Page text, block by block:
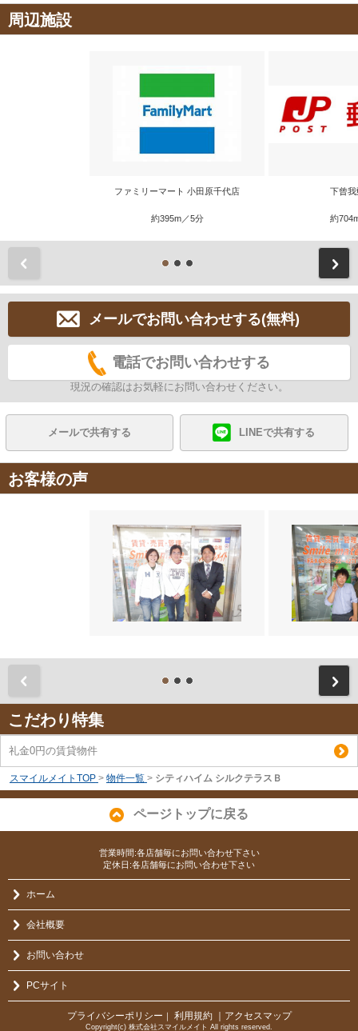
周辺施設
ファミリーマート 小田原千代店
約395m／5分
下曾我
約
メールでお問い合わせする(無料)
電話でお問い合わせする
現況の確認はお気軽にお問い合わせください。
メールで共有する LINEで共有する
お客様の声
こだわり特集
礼金0円の賃貸物件
スマイルメイトTOP > 物件一覧 > シティハイム シルクテラスＢ
ページトップに戻る
営業時間:各店舗毎にお問い合わせ下さい
定休日:各店舗毎にお問い合わせ下さい
ホーム
会社概要
お問い合わせ
PCサイト
プライバシーポリシー 利用規約 ｜アクセスマップ
Copyright(c) 株式会社スマイルメイト All rights reserved.